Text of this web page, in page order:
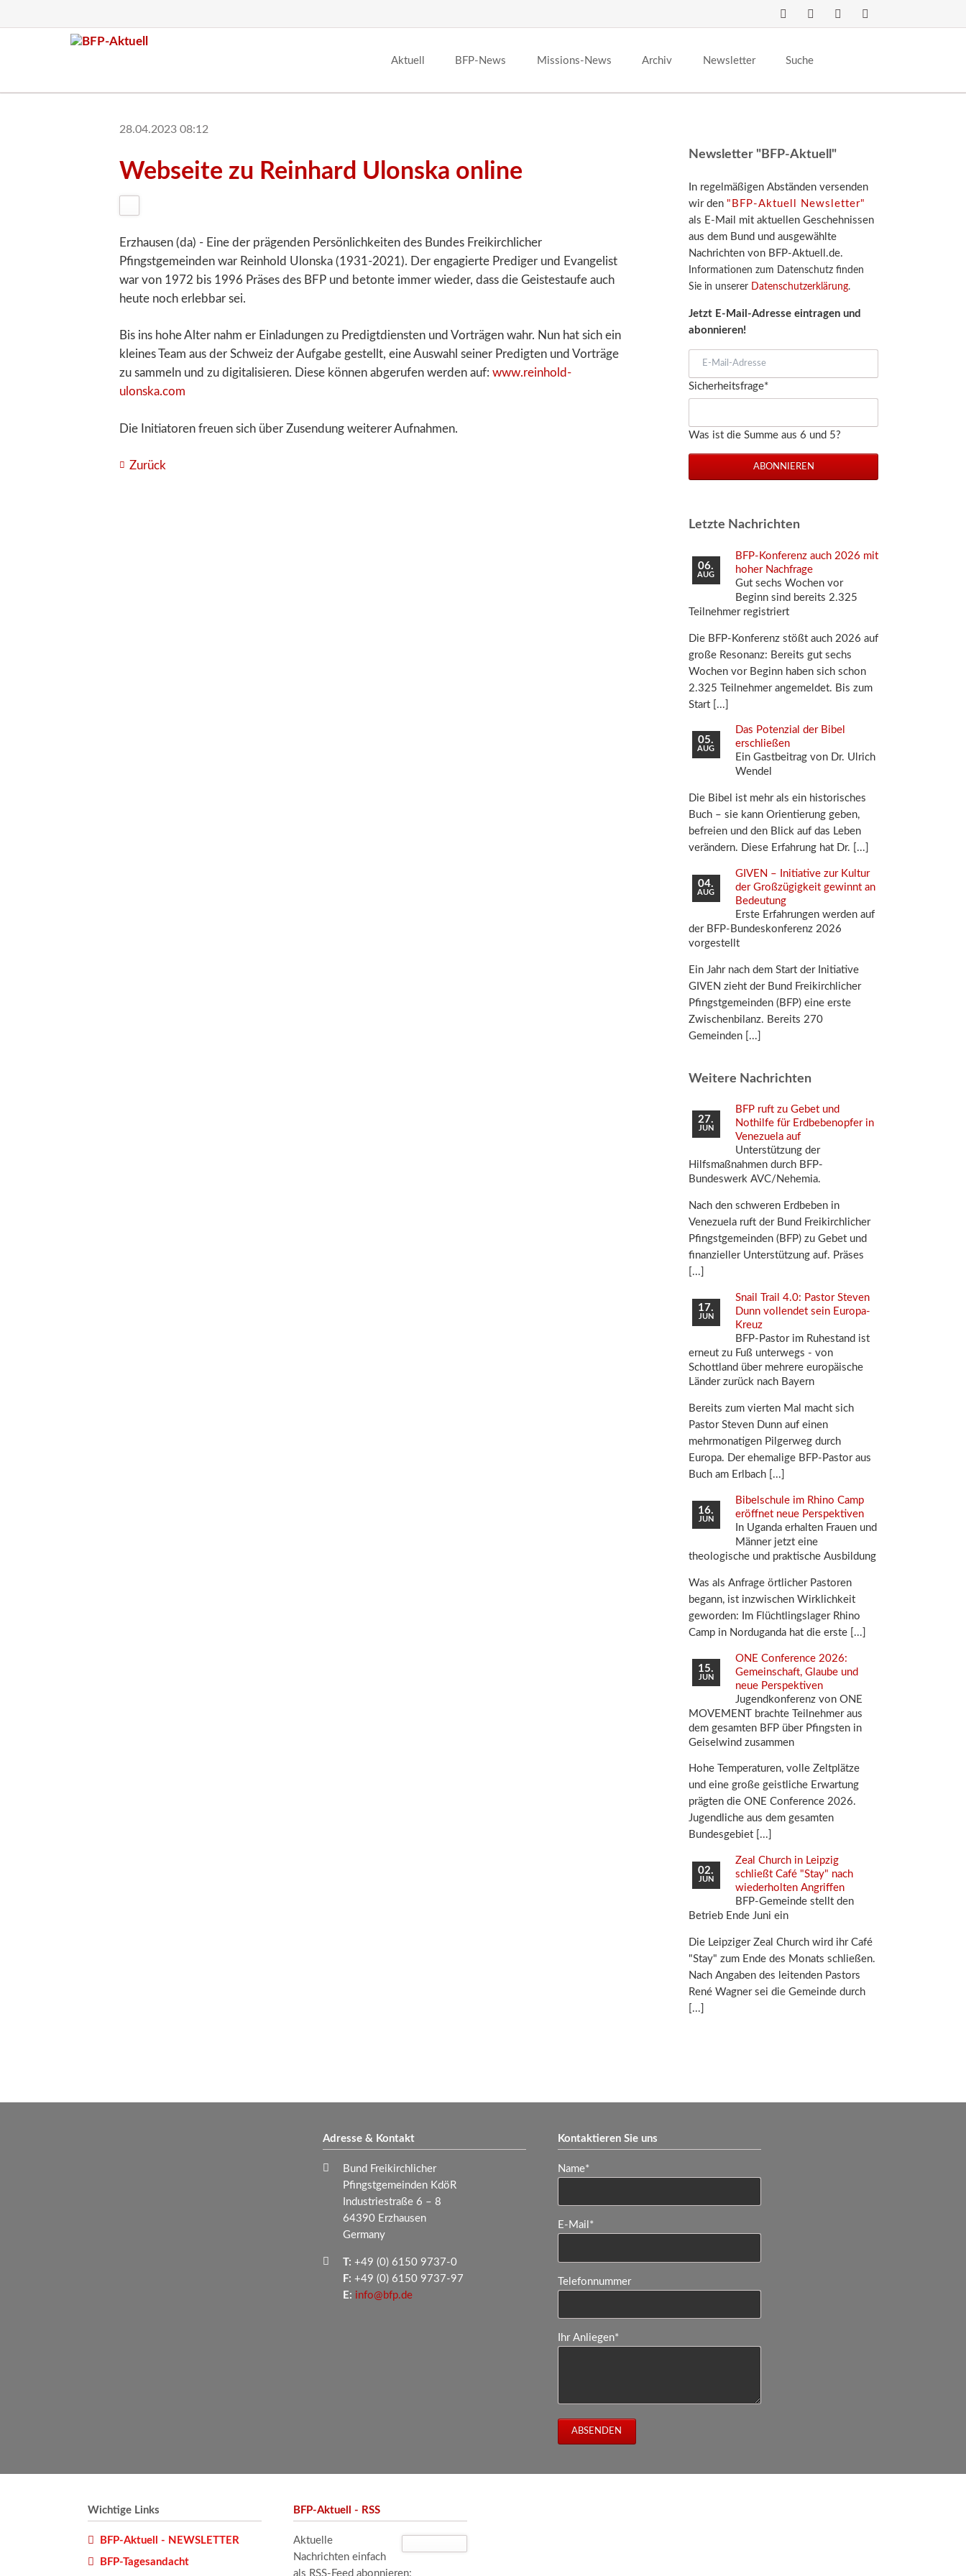
Aktuell BFP-News Missions-News Archiv Newsletter Suche
28.04.2023 08:12
Webseite zu Reinhard Ulonska online
Erzhausen (da) - Eine der prägenden Persönlichkeiten des Bundes Freikirchlicher
Pfingstgemeinden war Reinhold Ulonska (1931-2021). Der engagierte Prediger und Evangelist
war von 1972 bis 1996 Präses des BFP und betonte immer wieder, dass die Geistestaufe auch
heute noch erlebbar sei.
Bis ins hohe Alter nahm er Einladungen zu Predigtdiensten und Vorträgen wahr. Nun hat sich ein
kleines Team aus der Schweiz der Aufgabe gestellt, eine Auswahl seiner Predigten und Vorträge
zu sammeln und zu digitalisieren. Diese können abgerufen werden auf: www.reinhold-
ulonska.com
Die Initiatoren freuen sich über Zusendung weiterer Aufnahmen.
Zurück
Newsletter "BFP-Aktuell"
In regelmäßigen Abständen versenden
wir den "BFP-Aktuell Newsletter"
als E-Mail mit aktuellen Geschehnissen
aus dem Bund und ausgewählte
Nachrichten von BFP-Aktuell.de.
Informationen zum Datenschutz finden
Sie in unserer Datenschutzerklärung.
Jetzt E-Mail-Adresse eintragen und
abonnieren!
Adresse
Pflichtfeld
Sicherheitsfrage*
Was ist die Summe aus 6 und 5?
ABONNIEREN
Letzte Nachrichten
06.
AUG
BFP-Konferenz auch 2026 mit
hoher Nachfrage
Gut sechs Wochen vor
Beginn sind bereits 2.325
Teilnehmer registriert
Die BFP-Konferenz stößt auch 2026 auf
große Resonanz: Bereits gut sechs
Wochen vor Beginn haben sich schon
2.325 Teilnehmer angemeldet. Bis zum
Start
05.
AUG
Das Potenzial der Bibel
erschließen
Ein Gastbeitrag von Dr. Ulrich
Wendel
Die Bibel ist mehr als ein historisches
Buch – sie kann Orientierung geben,
befreien und den Blick auf das Leben
verändern. Diese Erfahrung hat Dr.
04.
AUG
GIVEN – Initiative zur Kultur
der Großzügigkeit gewinnt an
Bedeutung
Erste Erfahrungen werden auf
der BFP-Bundeskonferenz 2026
vorgestellt
Ein Jahr nach dem Start der Initiative
GIVEN zieht der Bund Freikirchlicher
Pfingstgemeinden (BFP) eine erste
Zwischenbilanz. Bereits 270
Gemeinden
Weitere Nachrichten
27.
JUN
BFP ruft zu Gebet und
Nothilfe für Erdbebenopfer in
Venezuela auf
Unterstützung der
Hilfsmaßnahmen durch BFP-
Bundeswerk AVC/Nehemia.
Nach den schweren Erdbeben in
Venezuela ruft der Bund Freikirchlicher
Pfingstgemeinden (BFP) zu Gebet und
finanzieller Unterstützung auf. Präses
17.
JUN
Snail Trail 4.0: Pastor Steven
Dunn vollendet sein Europa-
Kreuz
BFP-Pastor im Ruhestand ist
erneut zu Fuß unterwegs - von
Schottland über mehrere europäische
Länder zurück nach Bayern
Bereits zum vierten Mal macht sich
Pastor Steven Dunn auf einen
mehrmonatigen Pilgerweg durch
Europa. Der ehemalige BFP-Pastor aus
Buch am Erlbach
16.
JUN
Bibelschule im Rhino Camp
eröffnet neue Perspektiven
In Uganda erhalten Frauen und
Männer jetzt eine
theologische und praktische Ausbildung
Was als Anfrage örtlicher Pastoren
begann, ist inzwischen Wirklichkeit
geworden: Im Flüchtlingslager Rhino
Camp in Norduganda hat die erste
15.
JUN
ONE Conference 2026:
Gemeinschaft, Glaube und
neue Perspektiven
Jugendkonferenz von ONE
MOVEMENT brachte Teilnehmer aus
dem gesamten BFP über Pfingsten in
Geiselwind zusammen
Hohe Temperaturen, volle Zeltplätze
und eine große geistliche Erwartung
prägten die ONE Conference 2026.
Jugendliche aus dem gesamten
Bundesgebiet
02.
JUN
Zeal Church in Leipzig
schließt Café "Stay" nach
wiederholten Angriffen
BFP-Gemeinde stellt den
Betrieb Ende Juni ein
Die Leipziger Zeal Church wird ihr Café
"Stay" zum Ende des Monats schließen.
Nach Angaben des leitenden Pastors
René Wagner sei die Gemeinde durch
Adresse & Kontakt
Bund Freikirchlicher
Pfingstgemeinden KdöR
Industriestraße 6 – 8
64390 Erzhausen
Germany
T: +49 (0) 6150 9737-0
F: +49 (0) 6150 9737-97
E: info@bfp.de
Kontaktieren Sie uns
Pflichtfeld
Name*
Pflichtfeld
E-Mail *
Telefonnummer
Pflichtfeld
Ihr Anliegen*
ABSENDEN
Wichtige Links
BFP-Aktuell - NEWSLETTER
BFP-Tagesandacht
BFP-Aktuell - RSS
Aktuelle
Nachrichten einfach
als RSS-Feed abonnieren: